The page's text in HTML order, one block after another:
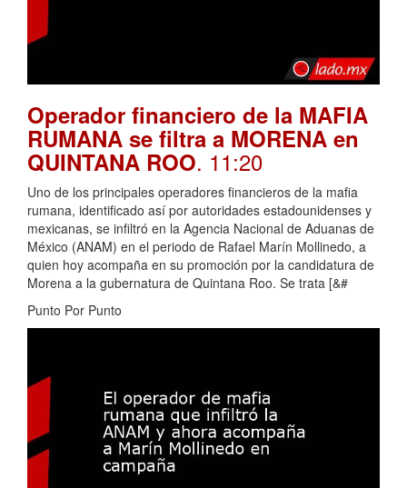
Operador financiero de la MAFIA
RUMANA se filtra a MORENA en
QUINTANA ROO. 11:20
Uno de los principales operadores financieros de la mafia
rumana, identificado así por autoridades estadounidenses y
mexicanas, se infiltró en la Agencia Nacional de Aduanas de
México (ANAM) en el periodo de Rafael Marín Mollinedo, a
quien hoy acompaña en su promoción por la candidatura de
Morena a la gubernatura de Quintana Roo. Se trata [&#
Punto Por Punto